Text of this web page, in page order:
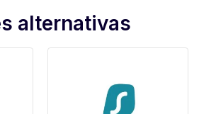
alternativas